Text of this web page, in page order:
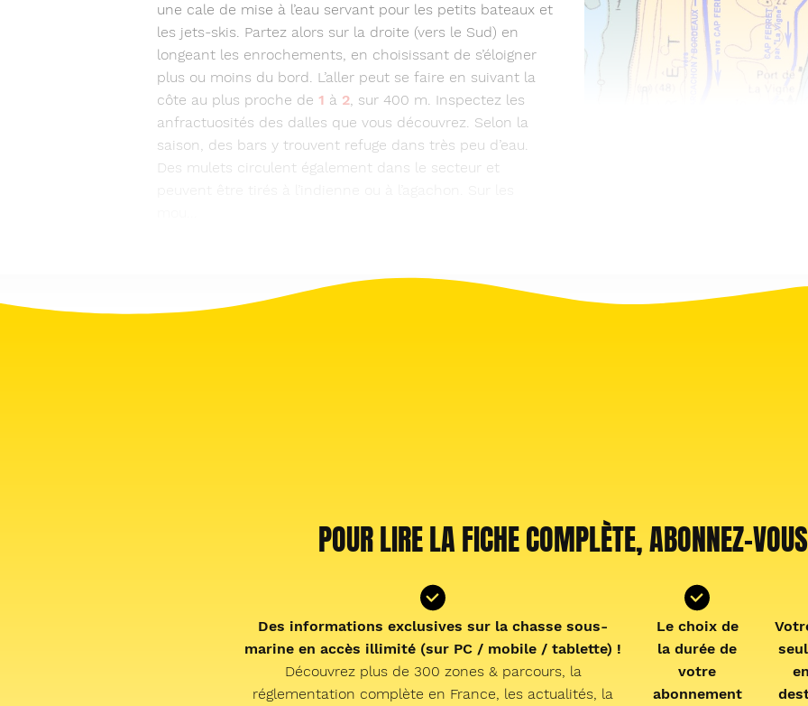
une cale de mise à l’eau servant pour les petits bateaux et
les jets-skis. Partez alors sur la droite (vers le Sud) en
longeant les enrochements, en choisissant de s’éloigner
plus ou moins du bord. L’aller peut se faire en suivant la
côte au plus proche de 1 à 2, sur 400 m. Inspectez les
anfractuosités des dalles que vous découvrez. Selon la
saison, des bars y trouvent refuge dans très peu d’eau.
Des mulets circulent également dans le secteur et
POUR LIRE LA FICHE COMPLÈTE, ABONNEZ-
Des informations exclusives sur la chasse sous-
marine en accès illimité (sur PC / mobile / tablette) !
Découvrez plus de 300 zones & parcours, la
réglementation complète en France, les actualités, la
Le choix de
la durée de
votre
abonnement